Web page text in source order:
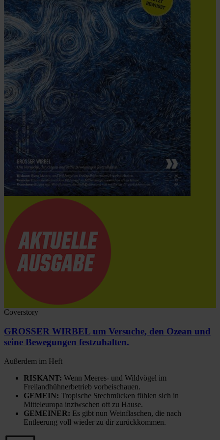
Coverstory
GROSSER WIRBEL um Versuche, den Ozean und
seine Bewegungen festzuhalten.
Außerdem im Heft
RISKANT: Wenn Meeres- und Wildvögel im
Freilandhühnerbetrieb vorbeischauen.
GEMEIN: Tropische Stechmücken fühlen sich in
Mitteleuropa inziwschen oft zu Hause.
GEMEINER: Es gibt nun Weinflaschen, die nach
Entleerung voll wieder zu dir zurückkommen.